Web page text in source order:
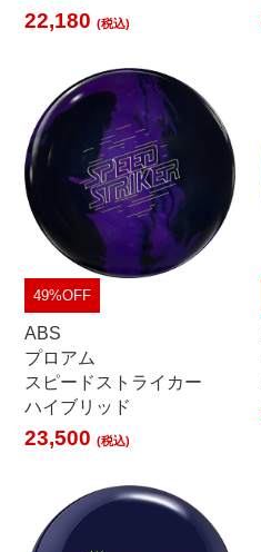
22,180(税込)
49%OFF
ABS
プロアム
スピードストライカー
ハイブリッド
23,500(税込)